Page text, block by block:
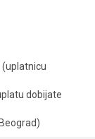
dobijate